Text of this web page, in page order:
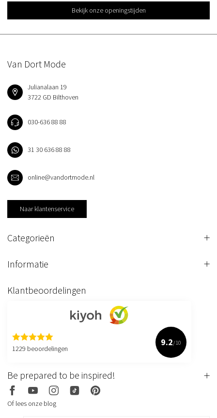
Bekijk onze openingstijden
Van Dort Mode
Julianalaan 19
3722 GD Bilthoven
030-636 88 88
31 30 636 88 88
online@vandortmode.nl
Naar klantenservice
Categorieën
Informatie
Klantbeoordelingen
1229 beoordelingen
9.2/10
Be prepared to be inspired!
Of lees onze blog